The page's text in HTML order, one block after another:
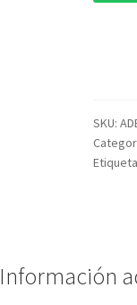
SKU:
Información